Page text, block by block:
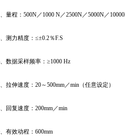
程：500N／1000 N／2500N／5000N／
力精度：≤±0.2％F.S
据采样频率：≥1000 Hz
伸速度：20～500mm／min（任意设定）
复速度：200mm／min
效动程：600mm